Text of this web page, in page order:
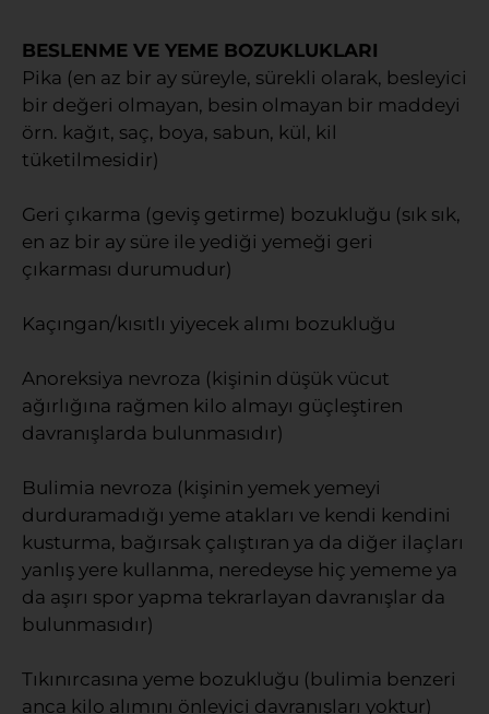
BESLENME VE YEME BOZUKLUKLARI
Pika (en az bir ay süreyle, sürekli olarak, besleyici
bir değeri olmayan, besin olmayan bir maddeyi
örn. kağıt, saç, boya, sabun, kül, kil
tüketilmesidir)
Geri çıkarma (geviş getirme) bozukluğu (sık sık,
en az bir ay süre ile yediği yemeği geri
çıkarması durumudur)
Kaçıngan/kısıtlı yiyecek alımı bozukluğu
Anoreksiya nevroza (kişinin düşük vücut
ağırlığına rağmen kilo almayı güçleştiren
davranışlarda bulunmasıdır)
Bulimia nevroza (kişinin yemek yemeyi
durduramadığı yeme atakları ve kendi kendini
kusturma, bağırsak çalıştıran ya da diğer ilaçları
yanlış yere kullanma, neredeyse hiç yememe ya
da aşırı spor yapma tekrarlayan davranışlar da
bulunmasıdır)
Tıkınırcasına yeme bozukluğu (bulimia benzeri
anca kilo alımını önleyici davranışları yoktur)